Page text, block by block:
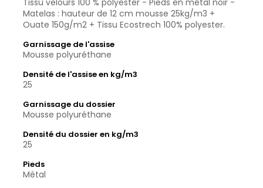
Tissu velours 100 % polyester - Pieds en métal noir -
Matelas : hauteur de 12 cm mousse 25kg/m3 +
Ouate 150g/m2 + Tissu Ecostrech 100% polyester.
Garnissage de l'assise
Mousse polyuréthane
Densité de l'assise en kg/m3
25
Garnissage du dossier
Mousse polyuréthane
Densité du dossier en kg/m3
25
Pieds
Métal